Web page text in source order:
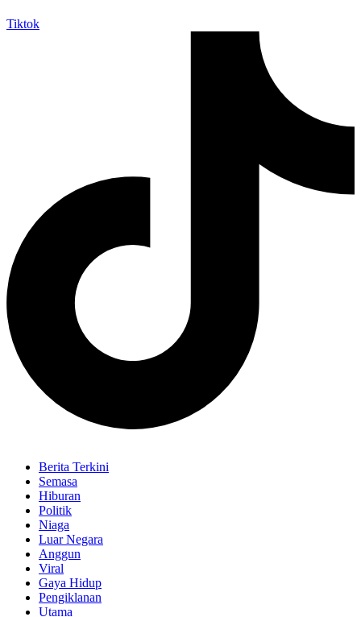
Tiktok
Berita Terkini
Semasa
Hiburan
Politik
Niaga
Luar Negara
Anggun
Viral
Gaya Hidup
Pengiklanan
Utama